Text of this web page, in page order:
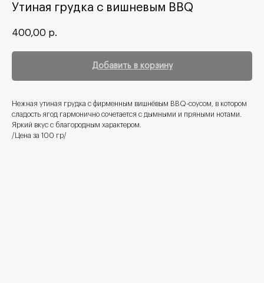
Утиная грудка с вишневым BBQ
400,00 р.
Добавить в корзину
Нежная утиная грудка с фирменным вишнёвым BBQ-соусом, в котором
сладость ягод гармонично сочетается с дымными и пряными нотами.
Яркий вкус с благородным характером.
/Цена за 100 гр/